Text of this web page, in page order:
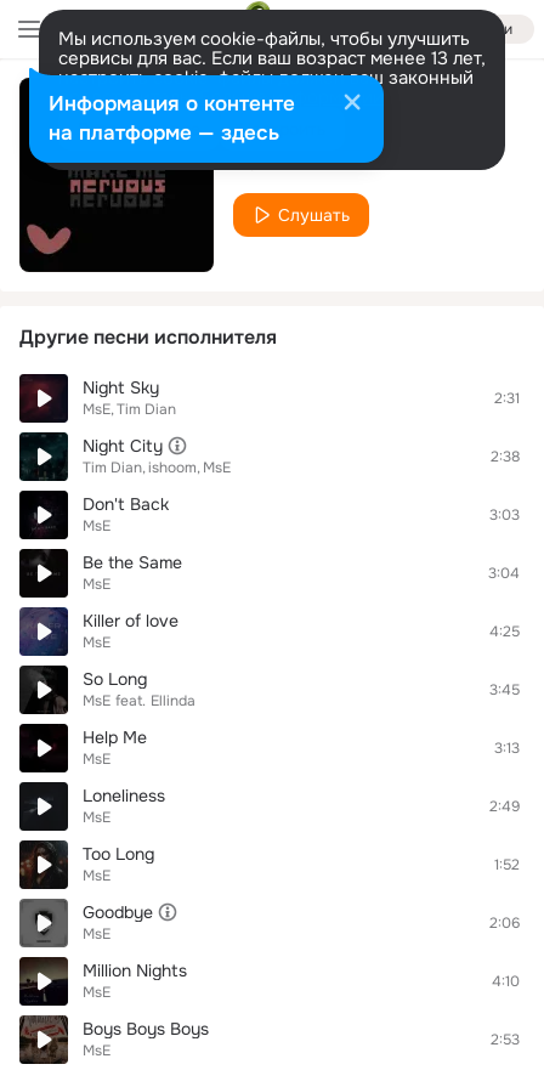
Войти
Мы используем cookie-файлы, чтобы улучшить
сервисы для вас. Если ваш возраст менее 13 лет,
настроить cookie-файлы должен ваш законный
представитель. Больше информации
Разрешить все Настроить
Make Me Nervous
MsE
Слушать
Другие песни исполнителя
Night Sky
MsE Tim Dian
2:31
Night City
Tim Dian ishoom MsE
2:38
Don't Back
MsE
3:03
Be the Same
MsE
3:04
Killer of love
MsE
4:25
So Long
MsE feat. Ellinda
3:45
Help Me
MsE
3:13
Loneliness
MsE
2:49
Too Long
MsE
1:52
Goodbye
MsE
2:06
Million Nights
MsE
4:10
Boys Boys Boys
MsE
2:53
Информация о контенте
на платформе — здесь